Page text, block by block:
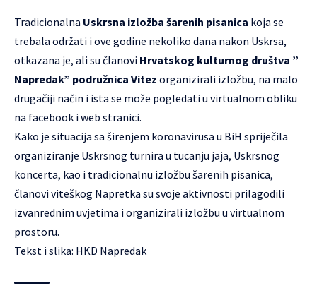
Tradicionalna Uskrsna izložba šarenih pisanica koja se
trebala održati i ove godine nekoliko dana nakon Uskrsa,
otkazana je, ali su članovi Hrvatskog kulturnog društva ”
Napredak” podružnica Vitez organizirali izložbu, na malo
drugačiji način i ista se može pogledati u virtualnom obliku
na facebook iweb stranici.
Kako je situacija sa širenjem koronavirusa u BiH spriječila
organiziranje Uskrsnog turnira u tucanju jaja, Uskrsnog
koncerta, kao i tradicionalnu izložbu šarenih pisanica,
članovi viteškog Napretka su svoje aktivnosti prilagodili
izvanrednim uvjetima i organizirali izložbu u virtualnom
prostoru.
Tekst i slika: HKD Napredak